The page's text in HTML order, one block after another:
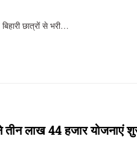
छात्रों से भरी…
तीन लाख 44 हजार योजनाएं